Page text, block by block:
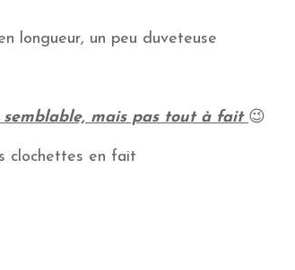
longueur, un peu duveteuse
semblable, mais pas tout à fait 😉
clochettes en fait